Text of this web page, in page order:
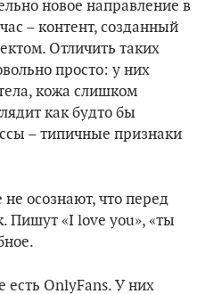
новое направление в
– контент, созданный
Отличить таких
просто: у них
кожа слишком
как будто бы
– типичные признаки
осознают, что перед
Пишут «I love you», «ты
есть OnlyFans. У них